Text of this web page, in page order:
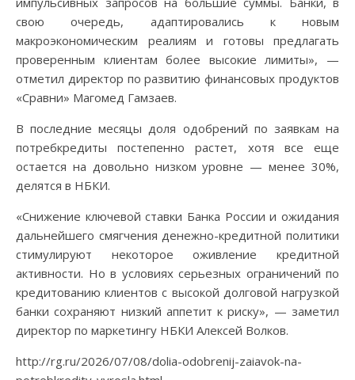
свою очередь, адаптировались к новым
макроэкономическим реалиям и готовы предлагать
проверенным клиентам более высокие лимиты», —
отметил директор по развитию финансовых продуктов
«Сравни» Магомед Гамзаев.
В последние месяцы доля одобрений по заявкам на
потребкредиты постепенно растет, хотя все еще
остается на довольно низком уровне — менее 30%,
делятся в НБКИ.
«Снижение ключевой ставки Банка России и ожидания
дальнейшего смягчения денежно-кредитной политики
стимулируют некоторое оживление кредитной
активности. Но в условиях серьезных ограничений по
кредитованию клиентов с высокой долговой нагрузкой
банки сохраняют низкий аппетит к риску», — заметил
директор по маркетингу НБКИ Алексей Волков.
http://rg.ru/2026/07/08/dolia-odobrenij-zaiavok-na-